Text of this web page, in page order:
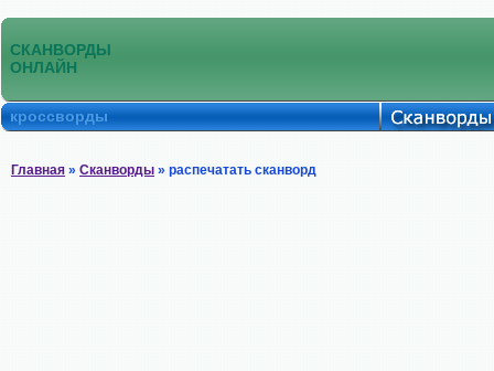
СКАНВОРДЫ
ОНЛАЙН
кроссворды
Главная » Сканворды » распечатать сканворд